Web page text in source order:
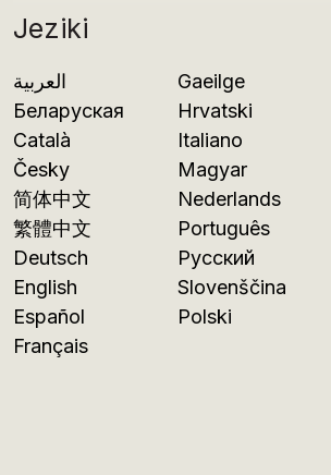
Jeziki
العربية
Беларуская
Català
Česky
简体中文
繁體中文
Deutsch
English
Español
Français
Gaeilge
Hrvatski
Italiano
Magyar
Nederlands
Português
Русский
Slovenščina
Polski